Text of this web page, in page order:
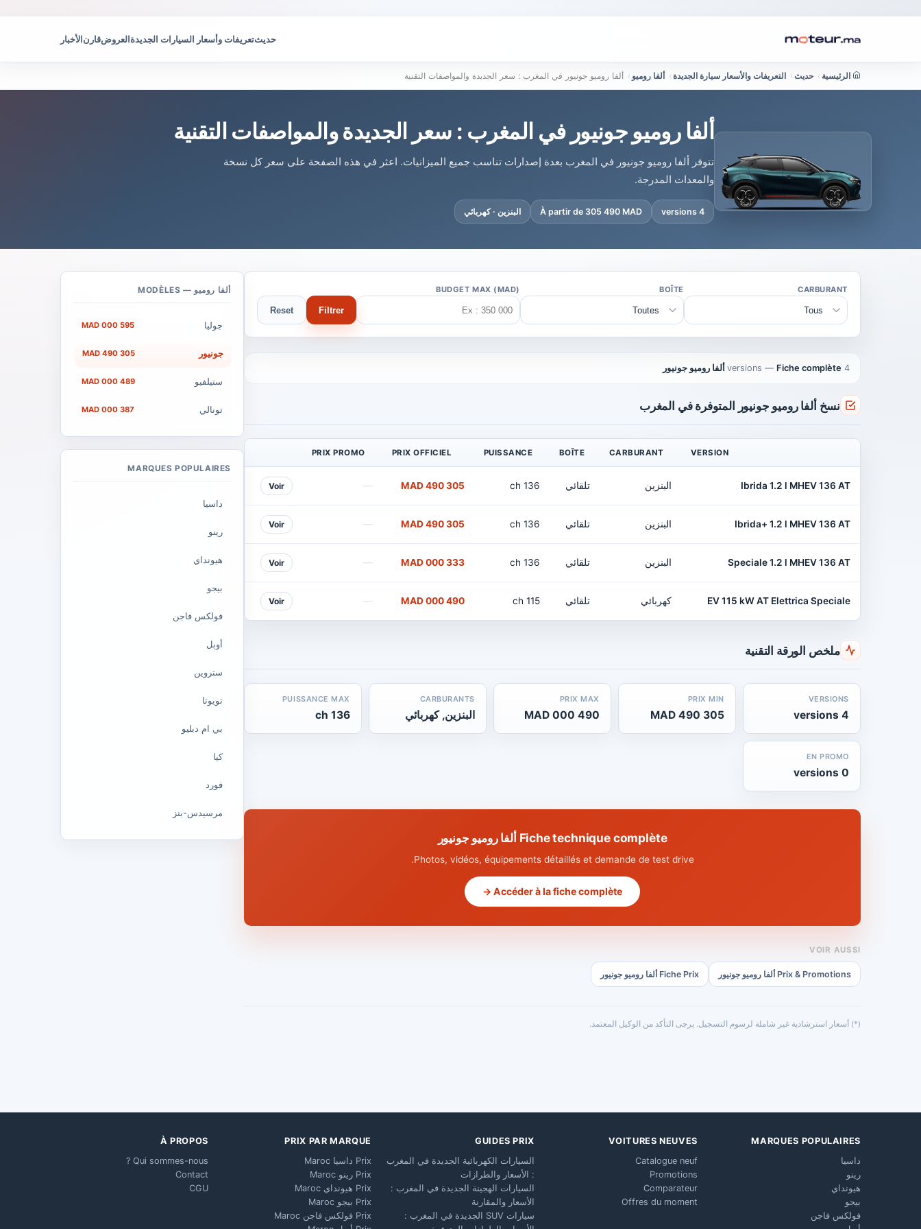
حديثتعريفات وأسعار السيارات الجديدةالعروضقارنالأخبار
الرئيسية › حديث › التعريفات والأسعار سيارة الجديدة › ألفا روميو › ألفا روميو جونيور في المغرب : سعر الجديدة والمواصفات التقنية
ألفا روميو جونيور في المغرب : سعر الجديدة والمواصفات التقنية
تتوفر ألفا روميو جونيور في المغرب بعدة إصدارات تناسب جميع الميزانيات. اعثر في هذه الصفحة على سعر كل نسخة
والمعدات المدرجة.
4 versions
À partir de 305 490 MAD البنزين · كهربائي
CARBURANT
BOÎTE
BUDGET MAX (MAD)
Filtrer
Reset
4 versions
— Fiche complète ألفا روميو جونيور
نسخ ألفا روميو جونيور المتوفرة في المغرب
VERSION
CARBURANT
BOÎTE
PUISSANCE
PRIX OFFICIEL
PRIX PROMO
Ibrida 1.2 l MHEV 136 AT البنزين تلقائي 136 ch
305 490 MAD
—
Voir
Ibrida+ 1.2 l MHEV 136 AT البنزين تلقائي 136 ch
305 490 MAD
—
Voir
Speciale 1.2 l MHEV 136 AT البنزين تلقائي 136 ch
333 000 MAD
—
Voir
EV 115 kW AT Elettrica Speciale كهربائي تلقائي 115 ch
490 000 MAD
—
Voir
ملخص الورقة التقنية
VERSIONS
4 versions
PRIX MIN
305 490 MAD
PRIX MAX
490 000 MAD
CARBURANTS
البنزين, كهربائي
PUISSANCE MAX
136 ch
EN PROMO
0 versions
Fiche technique complète ألفا روميو جونيور
Photos, vidéos, équipements détaillés et demande de test drive.
Accéder à la fiche complète →
VOIR AUSSI
Prix & Promotions ألفا روميو جونيور Fiche Prix ألفا روميو جونيور
(*) أسعار استرشادية غير شاملة لرسوم التسجيل. يرجى التأكد من الوكيل المعتمد.
ألفا روميو — MODÈLES
جوليا 595 000 MAD
جونيور 305 490 MAD
ستيلفيو 489 000 MAD
تونالي 387 000 MAD
MARQUES POPULAIRES
داسيا
رينو
هيونداي
بيجو
فولكس فاجن
أوبل
ستروين
تويوتا
بي ام دبليو
كيا
فورد
مرسيدس-بنز
MARQUES POPULAIRES
داسيا
رينو
هيونداي
بيجو
فولكس فاجن
VOITURES NEUVES
Catalogue neuf
Promotions
Comparateur
Offres du moment
GUIDES PRIX
السيارات الكهربائية الجديدة في المغرب
: الأسعار والطرازات
السيارات الهجينة الجديدة في المغرب :
الأسعار والمقارنة
سيارات SUV الجديدة في المغرب :
PRIX PAR MARQUE
Prix داسيا Maroc
Prix رينو Maroc
Prix هيونداي Maroc
Prix بيجو Maroc
Prix فولكس فاجن Maroc
À PROPOS
Qui sommes-nous ?
Contact
CGU